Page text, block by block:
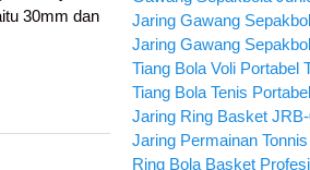
30mm dan
Jaring Gawang
Jaring Gawang
Tiang Bola Voli Portabel
Tiang Bola Tenis
Jaring Ring Basket
Jaring Permainan
Ring Bola Basket